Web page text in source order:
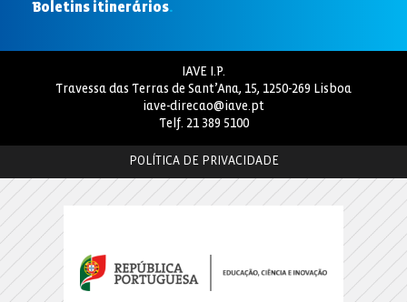
Boletins itinerários.
IAVE I.P.
Travessa das Terras de Sant’Ana, 15, 1250-269 Lisboa
iave-direcao@iave.pt
Telf. 21 389 5100
POLÍTICA DE PRIVACIDADE